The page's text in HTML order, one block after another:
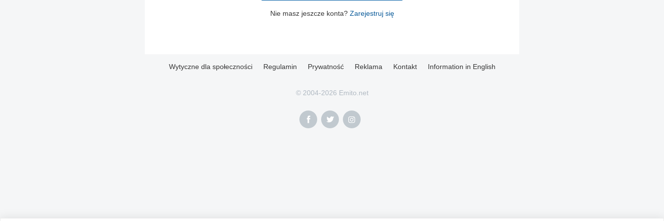
Nie masz jeszcze konta? Zarejestruj się
Wytyczne dla społeczności Regulamin Prywatność Reklama Kontakt Information in English
© 2004-2026 Emito.net